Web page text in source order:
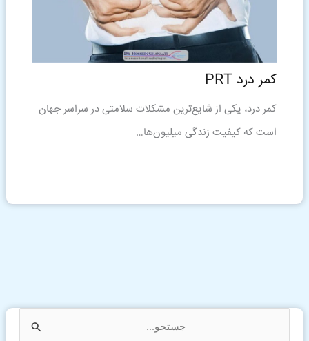
کمر درد PRT
کمر درد، یکی از شایع‌ترین مشکلات سلامتی در سراسر جهان
است که کیفیت زندگی میلیون‌ها…